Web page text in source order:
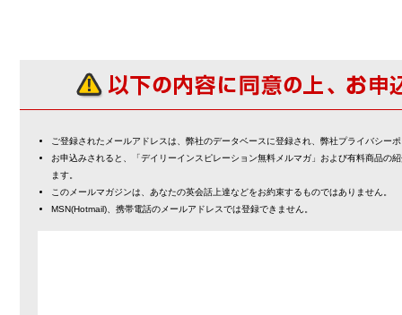
ご登録されたメールアドレスは、弊社のデータベースに登録され、弊社プライバシー
お申込みされると、「デイリーインスピレーション無料メルマガ」および有料商品の
ます。
このメールマガジンは、あなたの英会話上達などをお約束するものではありません。
MSN(Hotmail)、携帯電話のメールアドレスでは登録できません。